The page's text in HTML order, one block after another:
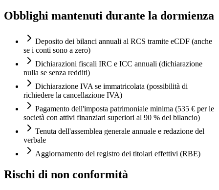
Obblighi mantenuti durante la dormienza
Deposito dei bilanci annuali al RCS tramite eCDF (anche
se i conti sono a zero)
Dichiarazioni fiscali IRC e ICC annuali (dichiarazione
nulla se senza redditi)
Dichiarazione IVA se immatricolata (possibilità di
richiedere la cancellazione IVA)
Pagamento dell'imposta patrimoniale minima (535 € per le
società con attivi finanziari superiori al 90 % del bilancio)
Tenuta dell'assemblea generale annuale e redazione del
verbale
Aggiornamento del registro dei titolari effettivi (RBE)
Rischi di non conformità